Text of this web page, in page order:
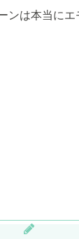
ンは本当にエ